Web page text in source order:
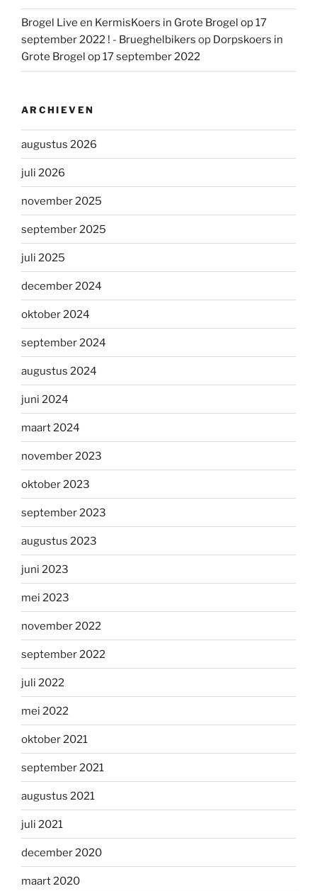
Brogel Live en KermisKoers in Grote Brogel op 17
september 2022 ! - Brueghelbikers op Dorpskoers in
Grote Brogel op 17 september 2022
ARCHIEVEN
augustus 2026
juli 2026
november 2025
september 2025
juli 2025
december 2024
oktober 2024
september 2024
augustus 2024
juni 2024
maart 2024
november 2023
oktober 2023
september 2023
augustus 2023
juni 2023
mei 2023
november 2022
september 2022
juli 2022
mei 2022
oktober 2021
september 2021
augustus 2021
juli 2021
december 2020
maart 2020